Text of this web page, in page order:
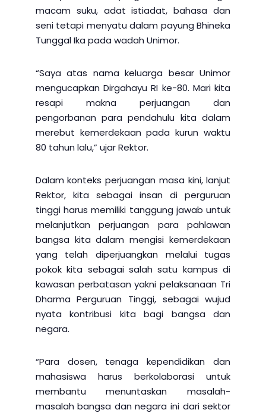
macam suku, adat istiadat, bahasa dan
seni tetapi menyatu dalam payung Bhineka
Tunggal Ika pada wadah Unimor.
“Saya atas nama keluarga besar Unimor
mengucapkan Dirgahayu RI ke-80. Mari kita
resapi makna perjuangan dan
pengorbanan para pendahulu kita dalam
merebut kemerdekaan pada kurun waktu
80 tahun lalu,” ujar Rektor.
Dalam konteks perjuangan masa kini, lanjut
Rektor, kita sebagai insan di perguruan
tinggi harus memiliki tanggung jawab untuk
melanjutkan perjuangan para pahlawan
bangsa kita dalam mengisi kemerdekaan
yang telah diperjuangkan melalui tugas
pokok kita sebagai salah satu kampus di
kawasan perbatasan yakni pelaksanaan Tri
Dharma Perguruan Tinggi, sebagai wujud
nyata kontribusi kita bagi bangsa dan
negara.
“Para dosen, tenaga kependidikan dan
mahasiswa harus berkolaborasi untuk
membantu menuntaskan masalah-
masalah bangsa dan negara ini dari sektor